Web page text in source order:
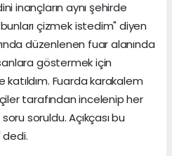
inançların aynı şehirde
çizmek istedim" diyen
düzenlenen fuar alanında
göstermek için
katıldım. Fuarda karakalem
tarafından incelenip her
soruldu. Açıkçası bu
dedi.